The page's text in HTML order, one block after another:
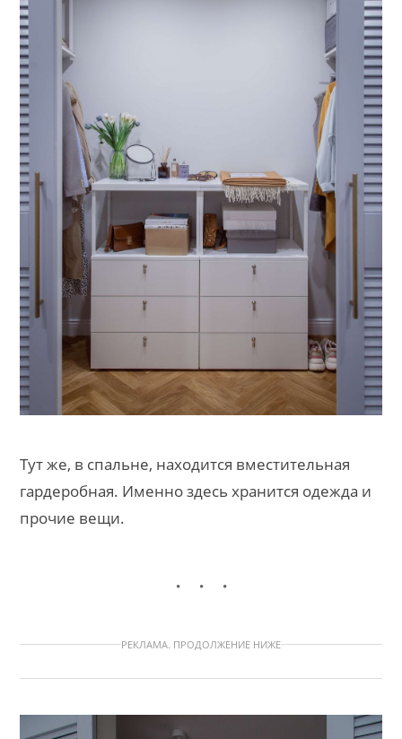
Тут же, в спальне, находится вместительная
гардеробная. Именно здесь хранится одежда и
прочие вещи.
РЕКЛАМА. ПРОДОЛЖЕНИЕ НИЖЕ